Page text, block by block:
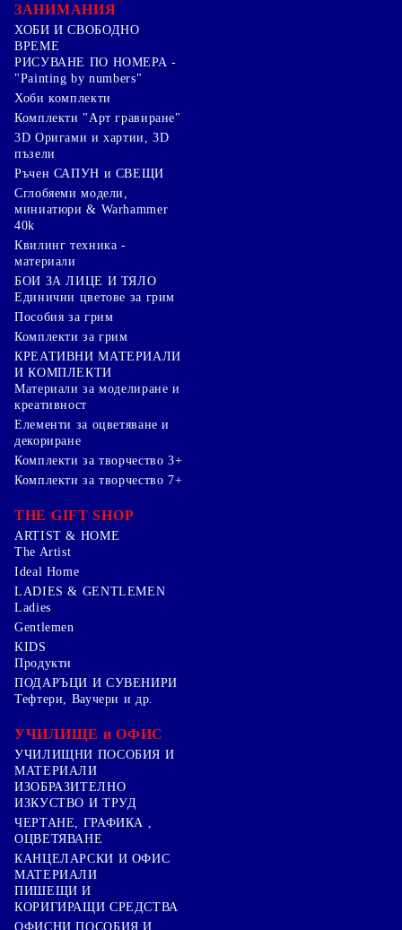
ЗАНИМАНИЯ
ХОБИ И СВОБОДНО
ВРЕМЕ
РИСУВАНЕ ПО НОМЕРА -
"Painting by numbers"
Хоби комплекти
Комплекти "Арт гравиране"
3D Оригами и хартии, 3D
пъзели
Ръчен САПУН и СВЕЩИ
Сглобяеми модели,
миниатюри & Warhammer
40k
Квилинг техника -
материали
БОИ ЗА ЛИЦЕ И ТЯЛО
Единични цветове за грим
Пособия за грим
Комплекти за грим
КРЕАТИВНИ МАТЕРИАЛИ
И КОМПЛЕКТИ
Mатериали за моделиране и
креативност
Елементи за оцветяване и
декориране
Комплекти за творчество 3+
Комплекти за творчество 7+
THE GIFT SHOP
ARTIST & HOME
The Artist
Ideal Home
LADIES & GENTLEMEN
Ladies
Gentlemen
KIDS
Продукти
ПОДАРЪЦИ И СУВЕНИРИ
Тефтери, Ваучери и др.
УЧИЛИЩЕ и ОФИС
УЧИЛИЩНИ ПОСОБИЯ И
МАТЕРИАЛИ
ИЗОБРАЗИТЕЛНО
ИЗКУСТВО И ТРУД
ЧЕРТАНЕ, ГРАФИКА ,
ОЦВЕТЯВАНЕ
КАНЦЕЛАРСКИ И ОФИС
МАТЕРИАЛИ
ПИШЕЩИ И
КОРИГИРАЩИ СРЕДСТВА
ОФИСНИ ПОСОБИЯ И